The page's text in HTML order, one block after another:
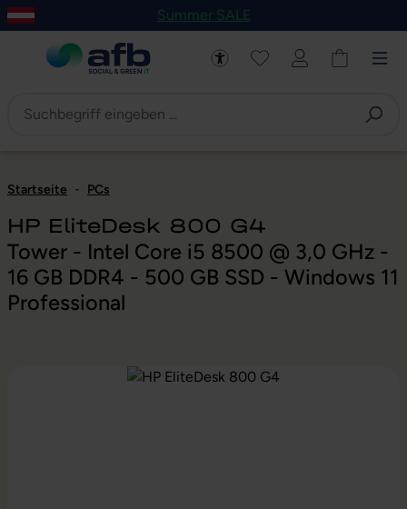
Hauptinhalt springen
Zur Navigation der B2B-Plattform springen
Summer SALE
Startseite - PCs
HP EliteDesk 800 G4
Tower - Intel Core i5 8500 @ 3,0 GHz -
16 GB DDR4 - 500 GB SSD - Windows 11
Professional
Bildergalerie überspringen